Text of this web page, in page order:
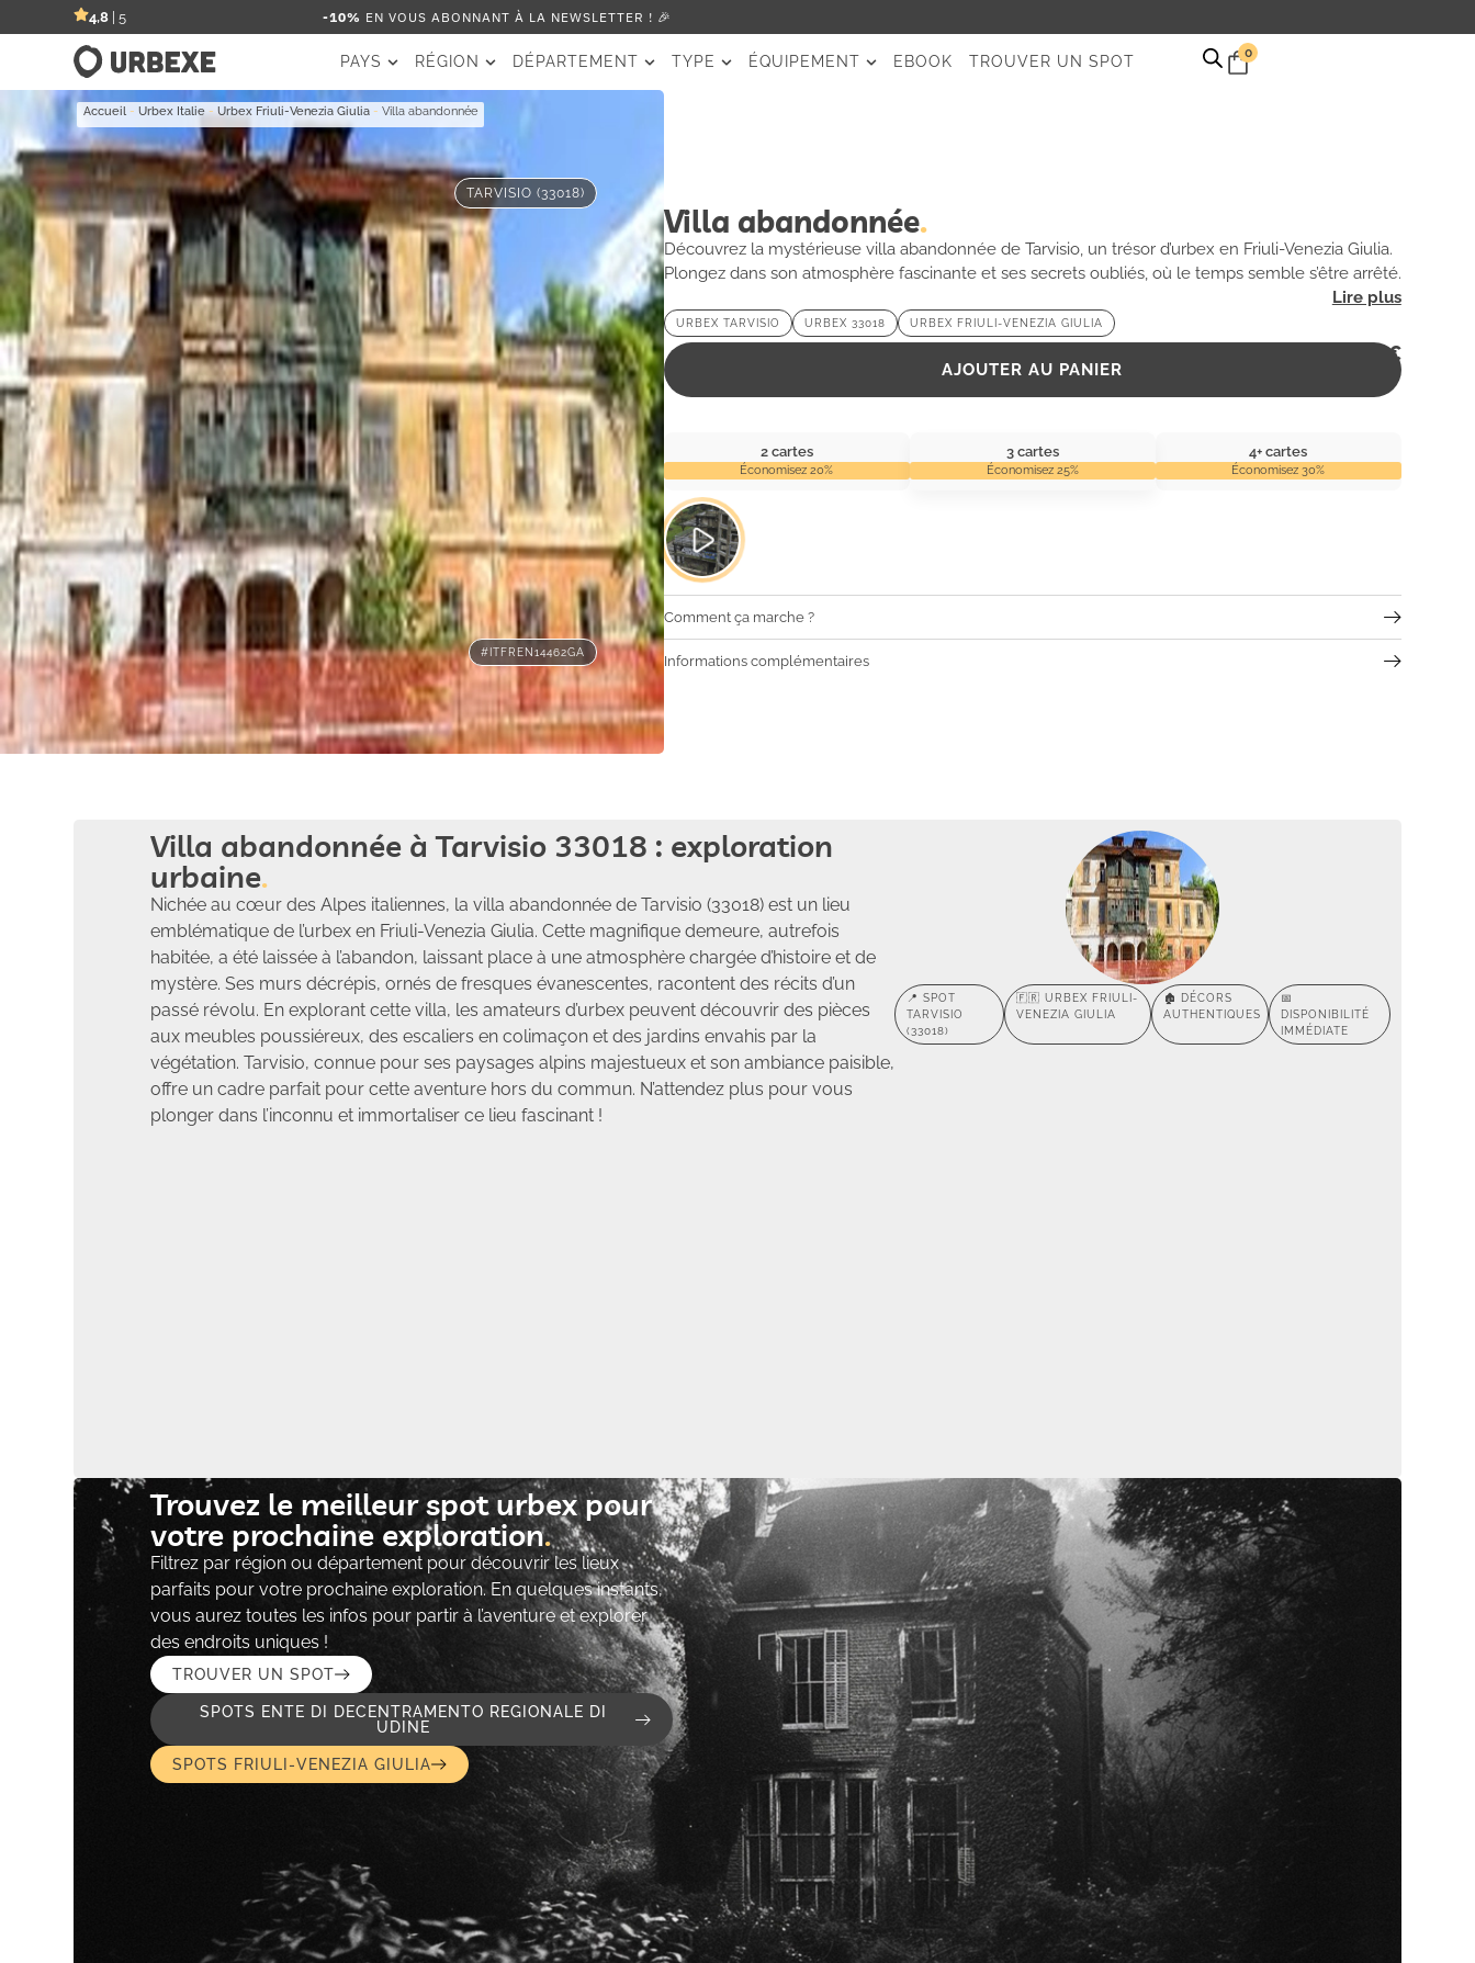
4,8 | 5 -10% EN VOUS ABONNANT À LA NEWSLETTER ! 🎉
PAYS RÉGION DÉPARTEMENT TYPE ÉQUIPEMENT EBOOK TROUVER UN SPOT
0
Accueil -Urbex Italie -Urbex Friuli-Venezia Giulia -Villa abandonnée
TARVISIO (33018)
#ITFREN14462GA
Villa abandonnée
Découvrez la mystérieuse villa abandonnée de Tarvisio, un trésor d’urbex en Friuli-Venezia Giulia.
Plongez dans son atmosphère fascinante et ses secrets oubliés, où le temps semble s’être arrêté.
URBEX TARVISIO URBEX 33018 URBEX FRIULI-VENEZIA GIULIA
2,99€
AJOUTER AU PANIER
2 cartes
Économisez 20%
3 cartes
Économisez 25%
4+ cartes
Économisez 30%
Comment ça marche ?
Informations complémentaires
Villa abandonnée à Tarvisio 33018 : exploration
urbaine
Nichée au cœur des Alpes italiennes, la villa abandonnée de Tarvisio (33018) est un lieu
emblématique de l’urbex en Friuli-Venezia Giulia. Cette magnifique demeure, autrefois
habitée, a été laissée à l’abandon, laissant place à une atmosphère chargée d’histoire et de
mystère. Ses murs décrépis, ornés de fresques évanescentes, racontent des récits d’un
passé révolu. En explorant cette villa, les amateurs d’urbex peuvent découvrir des pièces
aux meubles poussiéreux, des escaliers en colimaçon et des jardins envahis par la
végétation. Tarvisio, connue pour ses paysages alpins majestueux et son ambiance paisible,
offre un cadre parfait pour cette aventure hors du commun. N’attendez plus pour vous
plonger dans l’inconnu et immortaliser ce lieu fascinant !
📍 SPOT
TARVISIO
(33018)
🇫🇷 URBEX FRIULI-
VENEZIA GIULIA
🏚️ DÉCORS
AUTHENTIQUES
📅
DISPONIBILITÉ
IMMÉDIATE
Trouvez le meilleur spot urbex pour
votre prochaine exploration​
Filtrez par région ou département pour découvrir les lieux
parfaits pour votre prochaine exploration. En quelques instants,
vous aurez toutes les infos pour partir à l’aventure et explorer
des endroits uniques !
TROUVER UN SPOT
SPOTS ENTE DI DECENTRAMENTO REGIONALE DI
UDINE
SPOTS FRIULI-VENEZIA GIULIA